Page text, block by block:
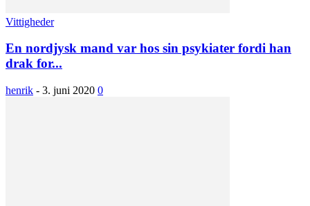
Vittigheder
En nordjysk mand var hos sin psykiater fordi han
drak for...
henrik - 3. juni 2020 0